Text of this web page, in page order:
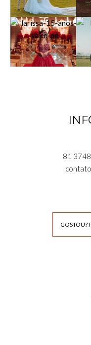
81
GOSTOU?